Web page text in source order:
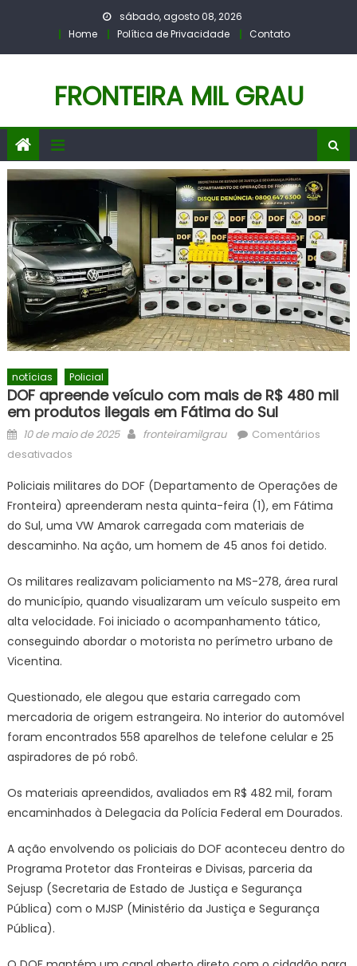
sábado, agosto 08, 2026
Home
Política de Privacidade Contato
FRONTEIRA MIL GRAU
notícias Policial
DOF apreende veículo com mais de R$ 480 mil
em produtos ilegais em Fátima do Sul
Posted
on
10 de maio de 2025 Author
fronteiramilgrau
Comentários
desativadosem
apreende
veículo
com
mais
R$
480
mil
em
em
Fátima
Sul
Policiais militares do DOF (Departamento de Operações de
Fronteira) apreenderam nesta quinta-feira (1), em Fátima
do Sul, uma VW Amarok carregada com materiais de
descaminho. Na ação, um homem de 45 anos foi detido.
Os militares realizavam policiamento na MS-278, área rural
do município, quando visualizaram um veículo suspeito em
alta velocidade. Foi iniciado o acompanhamento tático,
conseguindo abordar o motorista no perímetro urbano de
Vicentina.
Questionado, ele alegou que estaria carregado com
mercadoria de origem estrangeira. No interior do automóvel
foram encontrados 558 aparelhos de telefone celular e 25
aspiradores de pó robô.
Os materiais apreendidos, avaliados em R$ 482 mil, foram
encaminhados à Delegacia da Polícia Federal em Dourados.
A ação envolvendo os policiais do DOF aconteceu dentro do
Programa Protetor das Fronteiras e Divisas, parceria da
Sejusp (Secretaria de Estado de Justiça e Segurança
Pública) com o MJSP (Ministério da Justiça e Segurança
Pública).